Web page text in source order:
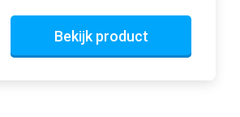
Bekijk product